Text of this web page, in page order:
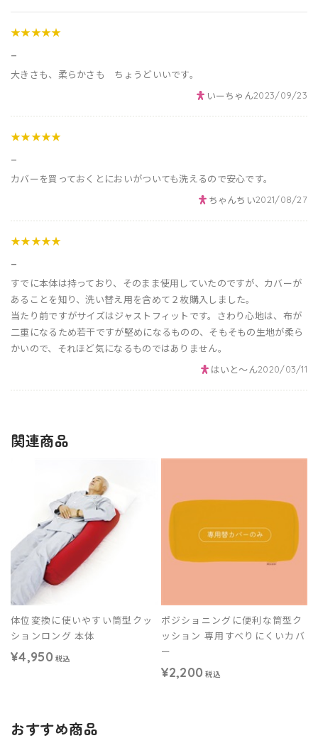
★★★★★
大きさも、柔らかさも ちょうどいいです。
いーちゃん2023/09/23
★★★★★
カバーを買っておくとにおいがついても洗えるので安心です。
ちゃんちい2021/08/27
★★★★★
すでに本体は持っており、そのまま使用していたのですが、カバーが
あることを知り、洗い替え用を含めて２枚購入しました。
当たり前ですがサイズはジャストフィットです。さわり心地は、布が
二重になるため若干ですが堅めになるものの、そもそもの生地が柔ら
かいので、それほど気になるものではありません。
はいと～ん2020/03/11
関連商品
体位変換に使いやすい筒型クッ
ションロング 本体
¥4,950 税込
ポジショニングに便利な筒型ク
ッション 専用すべりにくいカバ
ー
¥2,200 税込
おすすめ商品